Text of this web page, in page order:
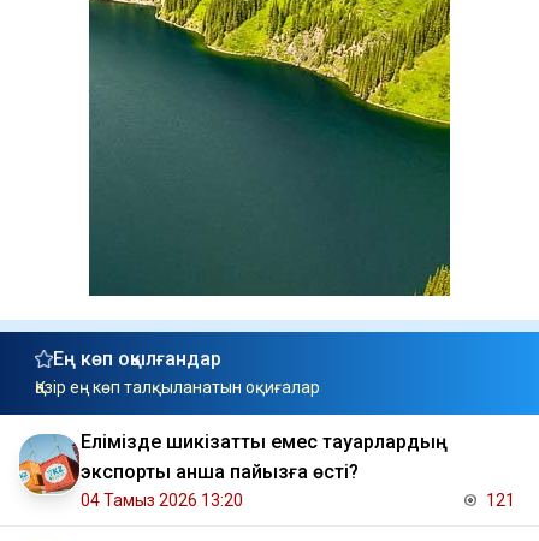
Ең көп оқылғандар
Қазір ең көп талқыланатын оқиғалар
Елімізде шикізаттық емес тауарлардың
экспорты қанша пайызға өсті?
04 Тамыз 2026 13:20 121